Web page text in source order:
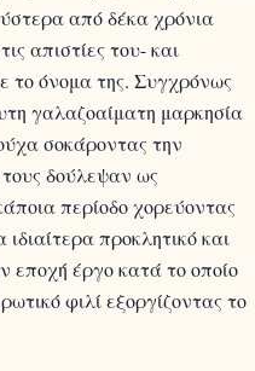
από δέκα χρόνια
απιστίες του- και
το όνομα της. Συγχρόνως
γαλαζοαίματη μαρκησία
σοκάροντας την
δούλεψαν ως
περίοδο χορεύοντας
προκλητικό και
εποχή έργο κατά το οποίο
φιλί εξοργίζοντας το